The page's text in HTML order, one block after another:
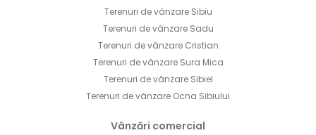
Terenuri de vânzare Sibiu
Terenuri de vânzare Sadu
Terenuri de vânzare Cristian
Terenuri de vânzare Sura Mica
Terenuri de vânzare Sibiel
Terenuri de vânzare Ocna Sibiului
Vânzări comercial